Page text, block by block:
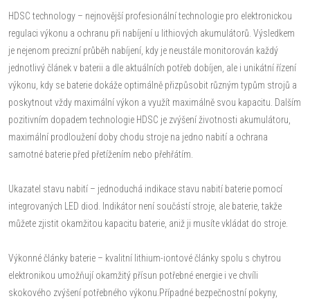
HDSC technology – nejnovější profesionální technologie pro elektronickou
regulaci výkonu a ochranu při nabíjení u lithiových akumulátorů. Výsledkem
je nejenom precizní průběh nabíjení, kdy je neustále monitorován každý
jednotlivý článek v baterii a dle aktuálních potřeb dobíjen, ale i unikátní řízení
výkonu, kdy se baterie dokáže optimálně přizpůsobit různým typům strojů a
poskytnout vždy maximální výkon a využít maximálně svou kapacitu. Dalším
pozitivním dopadem technologie HDSC je zvýšení životnosti akumulátoru,
maximální prodloužení doby chodu stroje na jedno nabití a ochrana
samotné baterie před přetížením nebo přehřátím.
Ukazatel stavu nabití – jednoduchá indikace stavu nabití baterie pomocí
integrovaných LED diod. Indikátor není součástí stroje, ale baterie, takže
můžete zjistit okamžitou kapacitu baterie, aniž ji musíte vkládat do stroje.
Výkonné články baterie – kvalitní lithium-iontové články spolu s chytrou
elektronikou umožňují okamžitý přísun potřebné energie i ve chvíli
skokového zvýšení potřebného výkonu.Případné bezpečnostní pokyny,